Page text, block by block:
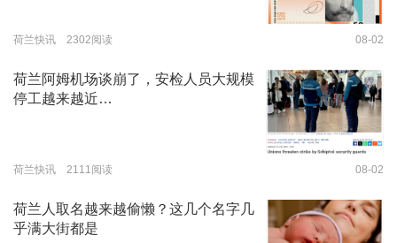
荷兰快讯 2302阅读 08-02
荷兰阿姆机场谈崩了，安检人员大规模
停工越来越近…
荷兰快讯 2111阅读 08-02
荷兰人取名越来越偷懒？这几个名字几
乎满大街都是